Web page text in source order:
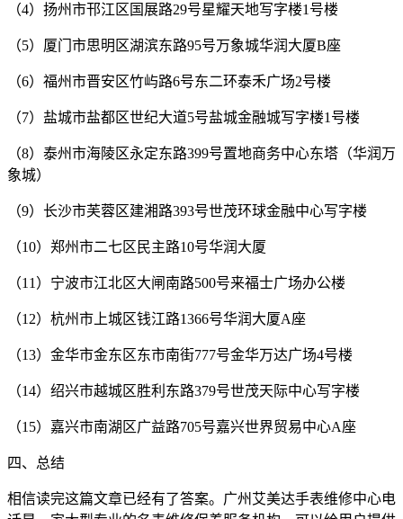
（4）扬州市邗江区国展路29号星耀天地写字楼1号楼
（5）厦门市思明区湖滨东路95号万象城华润大厦B座
（6）福州市晋安区竹屿路6号东二环泰禾广场2号楼
（7）盐城市盐都区世纪大道5号盐城金融城写字楼1号楼
（8）泰州市海陵区永定东路399号置地商务中心东塔（华润万
象城）
（9）长沙市芙蓉区建湘路393号世茂环球金融中心写字楼
（10）郑州市二七区民主路10号华润大厦
（11）宁波市江北区大闸南路500号来福士广场办公楼
（12）杭州市上城区钱江路1366号华润大厦A座
（13）金华市金东区东市南街777号金华万达广场4号楼
（14）绍兴市越城区胜利东路379号世茂天际中心写字楼
（15）嘉兴市南湖区广益路705号嘉兴世界贸易中心A座
四、总结
相信读完这篇文章已经有了答案。广州艾美达手表维修中心电